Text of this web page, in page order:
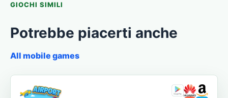
GIOCHI SIMILI
Potrebbe piacerti anche
All mobile games